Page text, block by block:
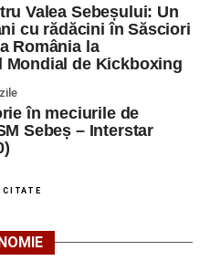
Valea Sebeșului: Un
cu rădăcini în Săsciori
România la
Mondial de Kickboxing
în meciurile de
Sebeș – Interstar